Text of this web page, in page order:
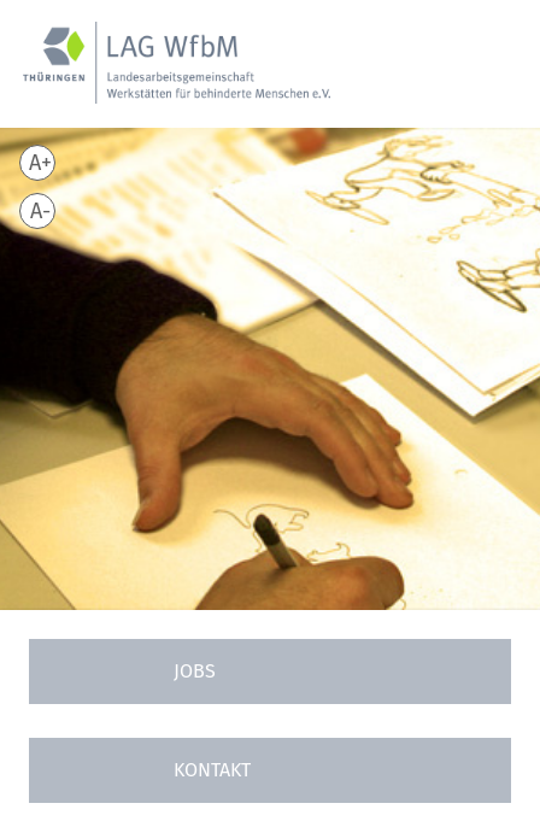
A-
A+
JOBS
KONTAKT